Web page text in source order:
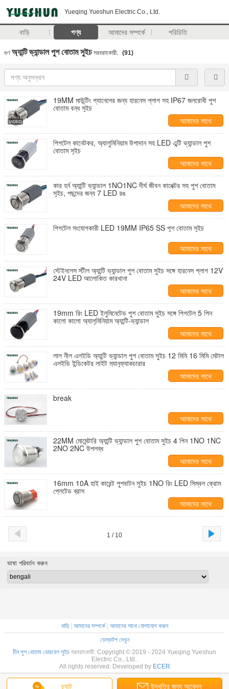
Yueqing Yueshun Electric Co., Ltd.
বাড়ি পণ্য আমাদের সম্পর্কে পরিচিতি
গুণ অ্যান্টি ভ্যান্ডাল পুশ বোতাম সুইচসরবরাহকারী. (91)
19MM মাউন্টিং প্যানেলের জন্য হারনেস প্লাগ সহ IP67 জলরোধী পুশ
বোতাম বন্ধ সুইচ
আমাদের সাথে
যোগাযোগ করুন
পিগটেল কানেটকর, অ্যালুমিনিয়াম উপাদান সহ LED এন্টি ভ্যান্ডাল পুশ
বোতাম সুইচ
আমাদের সাথে
যোগাযোগ করুন
কার হর্ন অ্যান্টি ভ্যান্ডাল 1NO1NC দীর্ঘ জীবন কানেক্টর সহ পুশ বোতাম
সুইচ, পছন্দের জন্য 7 LED রঙ
আমাদের সাথে
যোগাযোগ করুন
পিগটেল সংযোগকারী LED 19MM IP65 SS পুশ বোতাম সুইচ
আমাদের সাথে
যোগাযোগ করুন
স্টেইনলেস স্টীল অ্যান্টি ভ্যান্ডাল পুশ বোতাম সুইচ সঙ্গে হারনেস প্লাগ 12V
24V LED আলোকিত কারখানা
আমাদের সাথে
যোগাযোগ করুন
19mm রিং LED ইলুমিনেটেড পুশ বোতাম সুইচ সঙ্গে পিগটেল 5 পিন
কালো কালো অ্যালুমিনিয়াম অ্যান্টি-ভ্যান্ডাল
আমাদের সাথে
যোগাযোগ করুন
লাল নীল এলইডি অ্যান্টি ভ্যান্ডাল পুশ বোতাম সুইচ 12 মিমি 16 মিমি মেটাল
এলইডি ইন্ডিকেটর লাইট ম্যানুফ্যাকচারার
আমাদের সাথে
যোগাযোগ করুন
break
আমাদের সাথে
যোগাযোগ করুন
22MM মোমেন্টারি অ্যান্টি ভ্যান্ডাল পুশ বোতাম সুইচ 4 পিন 1NO 1NC
2NO 2NC উপলব্ধ
আমাদের সাথে
যোগাযোগ করুন
16mm 10A হাই কারেন্ট পুশবাটন সুইচ 1NO রিং LED সিম্বল ক্রোম
প্লেটেড ব্রাস
আমাদের সাথে
যোগাযোগ করুন
1 / 10
চ্যাট উদ্ধৃতির জন্য আবেদন
ভাষা পরিবর্তন করুন
বাড়ি| আমাদের সম্পর্কে| আমাদের সাথে যোগাযোগ করুন
ডেস্কটপ দেখুন
চীন পুশ বোতাম ডোরবেল সুইচ সরবরাহকারী. Copyright © 2019 - 2024 Yueqing Yueshun
Electric Co., Ltd..
All rights reserved. Developed by ECER